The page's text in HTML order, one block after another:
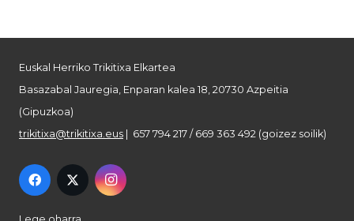
Euskal Herriko Trikitixa Elkartea
Basazabal Jauregia, Enparan kalea 18, 20730 Azpeitia
(Gipuzkoa)
trikitixa@trikitixa.eus | 657 794 217 / 669 363 492 (goizez soilik)